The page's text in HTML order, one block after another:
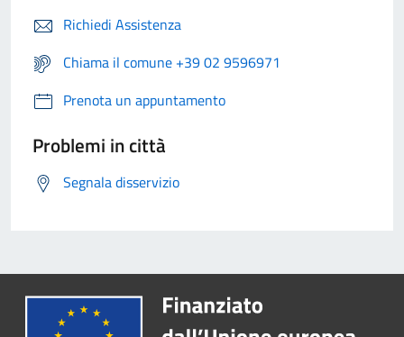
Richiedi Assistenza
Chiama il comune +39 02 9596971
Prenota un appuntamento
Problemi in città
Segnala disservizio